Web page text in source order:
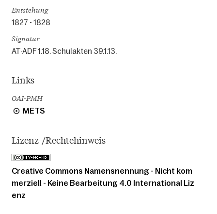
Entstehung
1827 - 1828
Signatur
AT-ADF 1.18. Schulakten 39.1.13.
Links
OAI-PMH
METS
Lizenz-/Rechtehinweis
Creative Commons Namensnennung - Nicht kom
merziell - Keine Bearbeitung 4.0 International Liz
enz